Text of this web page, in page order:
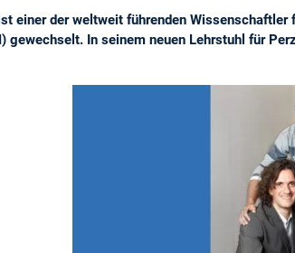
einer der weltweit führenden Wissenschaftler
gewechselt. In seinem neuen Lehrstuhl für